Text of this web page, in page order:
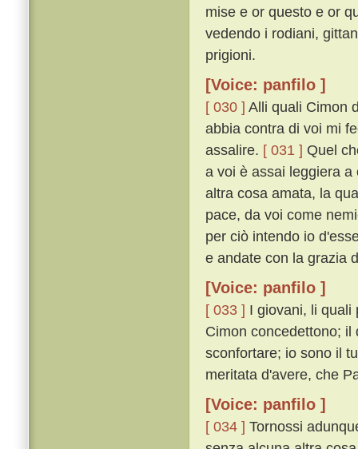
mise e or questo e or
vedendo i rodiani,
prigioni.
[Voice: panfilo ]
[ 030 ] Alli quali Cimon
abbia contra di voi mi
assalire. [ 031 ] Quel
a voi è assai leggiera
altra cosa amata, la
pace, da voi come
per ciò intendo io
e andate con la grazia
[Voice: panfilo ]
[ 033 ] I giovani, li quali
Cimon concedettono; il
sconfortare; io sono il
meritata d'avere, che
[Voice: panfilo ]
[ 034 ] Tornossi